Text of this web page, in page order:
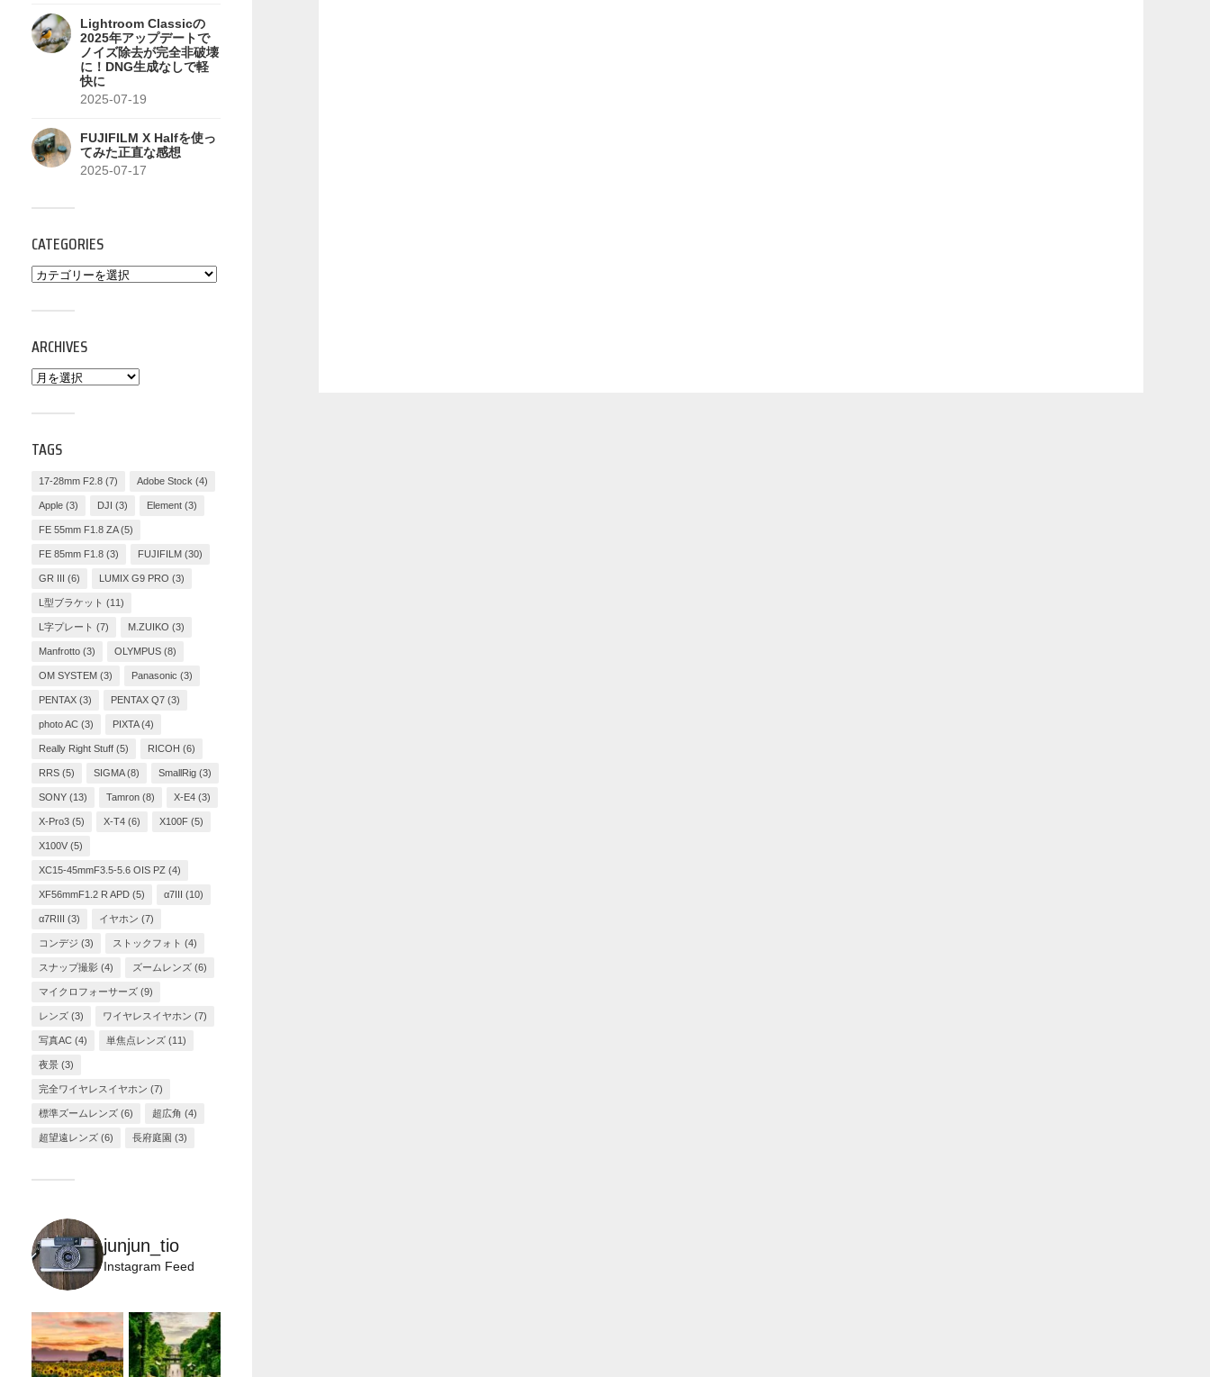
Lightroom Classicの
2025年アップデートで
ノイズ除去が完全非破壊
に！DNG生成なしで軽
快に
2025-07-19
FUJIFILM X Halfを使っ
てみた正直な感想
2025-07-17
CATEGORIES
ARCHIVES
TAGS
17-28mm F2.8 (7) Adobe Stock (4)
Apple (3) DJI (3) Element (3)
FE 55mm F1.8 ZA(5)
FE 85mm F1.8 (3) FUJIFILM (30)
GR III (6) LUMIX G9 PRO (3)
L型ブラケット (11)
L字プレート (7) M.ZUIKO (3)
Manfrotto (3) OLYMPUS (8)
OM SYSTEM (3) Panasonic (3)
PENTAX (3) PENTAX Q7 (3)
photo AC (3) PIXTA(4)
Really Right Stuff (5) RICOH (6)
RRS (5) SIGMA(8) SmallRig (3)
SONY (13) Tamron (8) X-E4 (3)
X-Pro3 (5) X-T4 (6) X100F (5)
X100V (5)
XC15-45mmF3.5-5.6 OIS PZ (4)
XF56mmF1.2 R APD (5) α7III (10)
α7RIII (3) イヤホン (7)
コンデジ (3) ストックフォト (4)
スナップ撮影 (4) ズームレンズ (6)
マイクロフォーサーズ (9)
レンズ (3) ワイヤレスイヤホン (7)
写真AC (4) 単焦点レンズ (11)
夜景 (3)
完全ワイヤレスイヤホン (7)
標準ズームレンズ (6) 超広角 (4)
超望遠レンズ (6) 長府庭園 (3)
junjun_tio
Instagram Feed